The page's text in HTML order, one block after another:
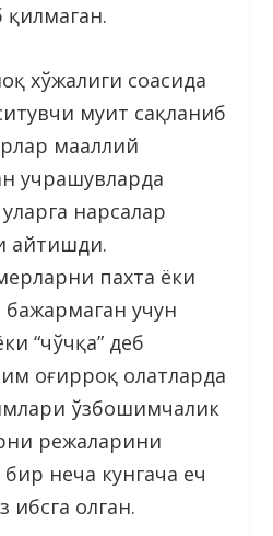
хўжалиги соҳасида
муҳит сақланиб
маҳаллий
учрашувларда
нарсалар
айтишди.
пахта ёки
учун
“чўчқа” деб
оғирроқ ҳолатларда
ўзбошимчалик
режаларини
неча кунгача ҳеч
олган.